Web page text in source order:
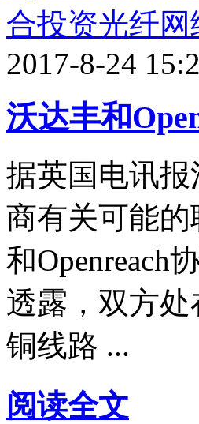
2017-8-24
沃达丰和
据英国电讯报
商有关可能
和Openreach
透露，双方
铜线路 ...
阅读全文